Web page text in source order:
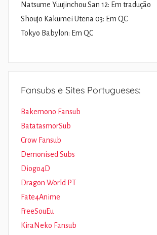
Natsume Yuujinchou San 12: Em tradução
Shoujo Kakumei Utena 03: Em QC
Tokyo Babylon: Em QC
Fansubs e Sites Portugueses:
Bakemono Fansub
BatatasmorSub
Crow Fansub
Demonised Subs
Diogo4D
Dragon World PT
Fate4Anime
FreeSouEu
KiraNeko Fansub